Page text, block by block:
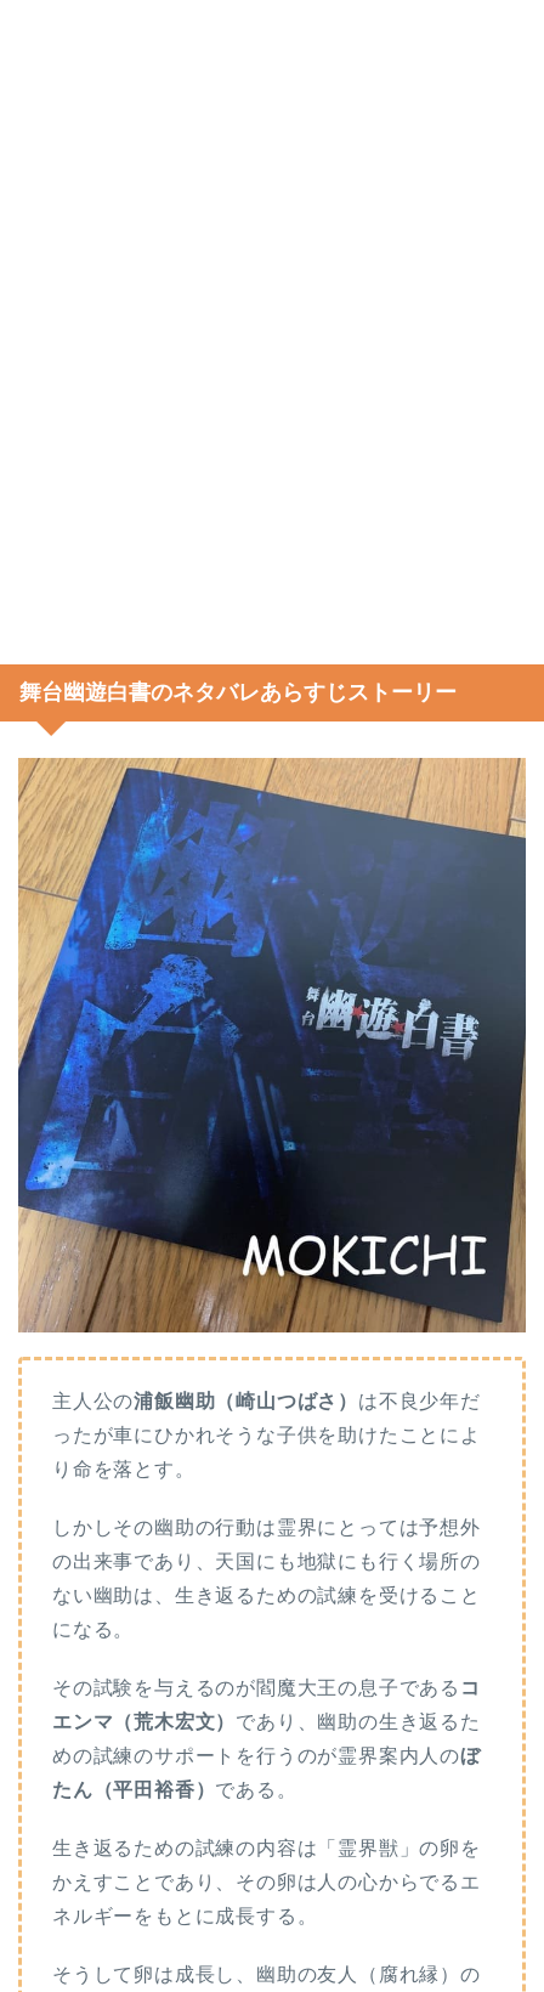
舞台幽遊白書のネタバレあらすじストーリー
主人公の浦飯幽助（崎山つばさ） は不良少年だ
ったが車にひかれそうな子供を助けたことによ
り命を落とす。
しかしその幽助の行動は霊界にとっては予想外
の出来事であり、天国にも地獄にも行く場所の
ない幽助は、生き返るための試練を受けること
になる。
その試験を与えるのが閻魔大王の息子である コ
エンマ（荒木宏文） であり、幽助の生き返るた
めの試練のサポートを行うのが霊界案内人のぼ
たん（平田裕香） である。
生き返るための試練の内容は「霊界獣」の卵を
かえすことであり、その卵は人の心からでるエ
ネルギーをもとに成長する。
そうして卵は成長し、幽助の友人（腐れ縁）の